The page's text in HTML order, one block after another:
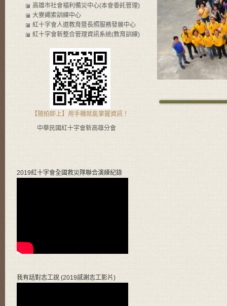
高雄市社會褔利備災中心(本會委託管理)
大寮繩索訓練中心
紅十字會人道教育暨長照服務發展中心
紅十字會新整合管理資訊系統(教育訓練)
【隨拍即上】用手機就能掌握資訊！
中華民國紅十字會新高雄分會
2019紅十字會全國救災隊聯合演練紀錄
我有話對志工說 (2019感謝志工影片)